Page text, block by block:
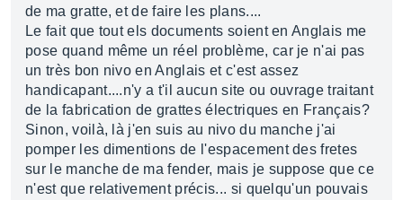
de ma gratte, et de faire les plans....
Le fait que tout els documents soient en Anglais me
pose quand même un réel problème, car je n'ai pas
un très bon nivo en Anglais et c'est assez
handicapant....n'y a t'il aucun site ou ouvrage traitant
de la fabrication de grattes électriques en Français?
Sinon, voilà, là j'en suis au nivo du manche j'ai
pomper les dimentions de l'espacement des fretes
sur le manche de ma fender, mais je suppose que ce
n'est que relativement précis... si quelqu'un pouvais